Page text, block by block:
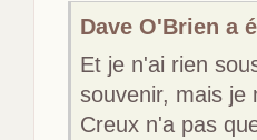
Dave O'Brien a
Et je n'ai rien
souvenir, mais je
Creux n'a pas